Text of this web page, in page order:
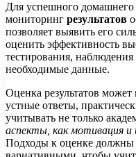
Для успешного
мониторинг результатов
позволяет выявить его
оценить эффективность
тестирования,
необходимые данные.
Оценка результатов может
устные ответы,
учитывать не только
аспекты, как мотивация и
Подходы к оценке должны